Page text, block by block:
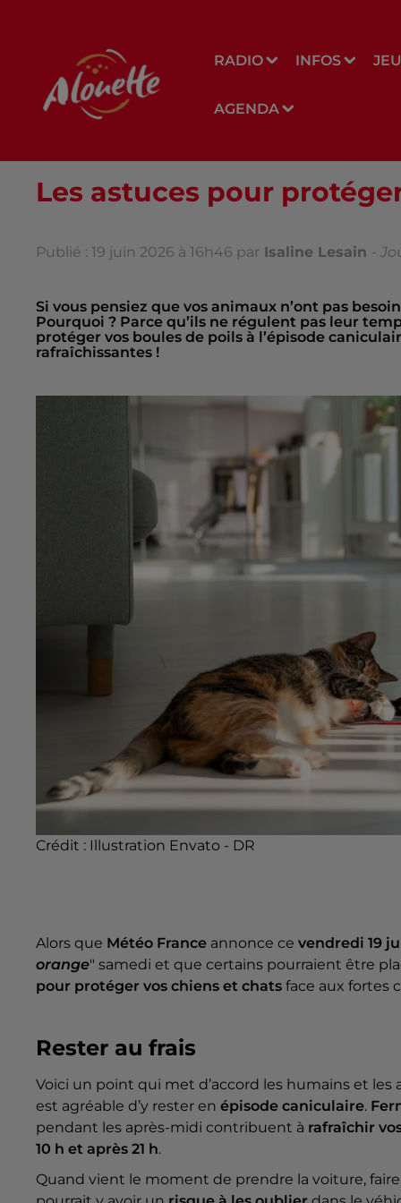
RADIO INFOS
AGENDA
Les astuces pour
Publié : 19 juin 2026 à 16h46 par Isaline Lesain -
Si vous pensiez que vos animaux n’ont pas
Pourquoi ? Parce qu’ils ne régulent pas leur
protéger vos boules de poils à l’épisode
rafraîchissantes !
Crédit : Illustration Envato - DR
Alors que Météo France annonce ce vendredi 19
orange" samedi et que certains pourraient être
pour protéger vos chiens et chats face aux fortes
Rester au frais
Voici un point qui met d’accord les humains et
est agréable d’y rester en épisode caniculaire.
pendant les après-midi contribuent à rafraîchir
10 h et après 21 h.
Quand vient le moment de prendre la voiture,